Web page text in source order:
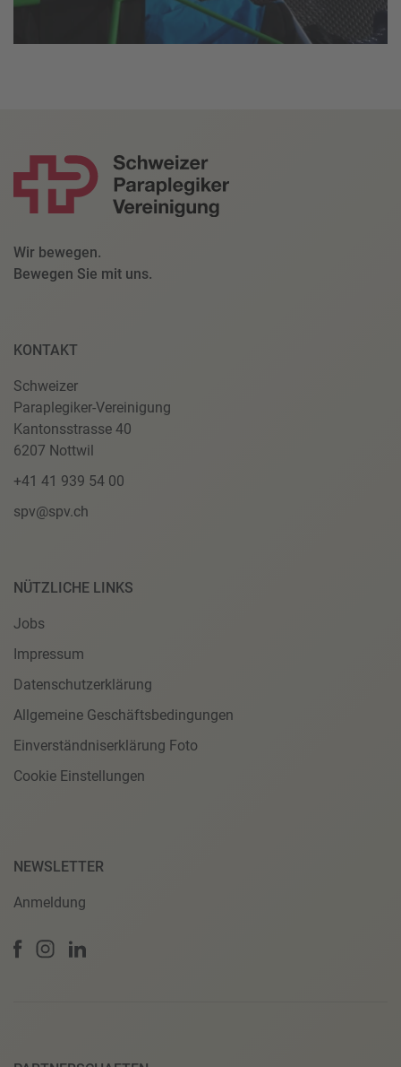
Wir bewegen.
Bewegen Sie mit uns.
KONTAKT
Schweizer
Paraplegiker-Vereinigung
Kantonsstrasse 40
6207 Nottwil
+41 41 939 54 00
spv@spv.ch
NÜTZLICHE LINKS
Jobs
Impressum
Datenschutzerklärung
Allgemeine Geschäftsbedingungen
Einverständniserklärung Foto
Cookie Einstellungen
NEWSLETTER
Anmeldung